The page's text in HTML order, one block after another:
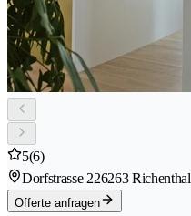
5(6)
Dorfstrasse 226263 Richenthal
Offerte anfragen